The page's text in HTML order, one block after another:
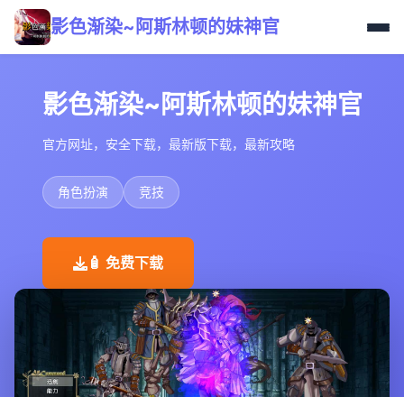
影色渐染~阿斯林顿的妹神官
影色渐染~阿斯林顿的妹神官
官方网址，安全下载，最新版下载，最新攻略
角色扮演 竞技
🧴 免费下载